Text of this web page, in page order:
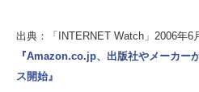
出典：「INTERNET Watch」2006年6
『Amazon.co.jp、出版社やメーカー
ス開始』